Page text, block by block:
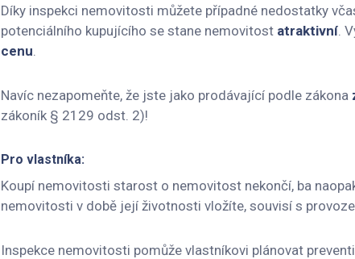
Díky inspekci nemovitosti můžete případné nedostatky
potenciálního kupujícího se stane nemovitost atraktivní.
cenu.
Navíc nezapomeňte, že jste jako prodávající podle zákona
zákoník § 2129 odst. 2)!
Pro vlastníka:
Koupí nemovitosti starost o nemovitost nekončí, ba
nemovitosti v době její životnosti vložíte, souvisí s
Inspekce nemovitosti pomůže vlastníkovi plánovat